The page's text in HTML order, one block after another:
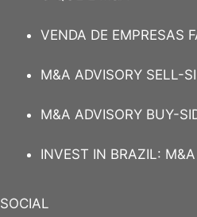
VENDA DE EMPRESAS
M&A ADVISORY SELL-
M&A ADVISORY BUY-
INVEST IN BRAZIL:
SOCIAL